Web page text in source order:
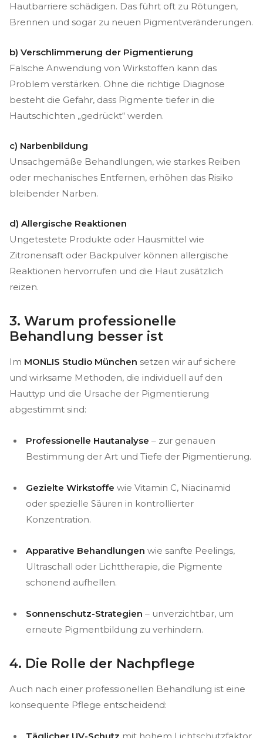
Hautbarriere schädigen. Das führt oft zu Rötungen,
Brennen und sogar zu neuen Pigmentveränderungen.
b) Verschlimmerung der Pigmentierung
Falsche Anwendung von Wirkstoffen kann das
Problem verstärken. Ohne die richtige Diagnose
besteht die Gefahr, dass Pigmente tiefer in die
Hautschichten „gedrückt“ werden.
c) Narbenbildung
Unsachgemäße Behandlungen, wie starkes Reiben
oder mechanisches Entfernen, erhöhen das Risiko
bleibender Narben.
d) Allergische Reaktionen
Ungetestete Produkte oder Hausmittel wie
Zitronensaft oder Backpulver können allergische
Reaktionen hervorrufen und die Haut zusätzlich
reizen.
3. Warum professionelle
Behandlung besser ist
Im MONLIS Studio München setzen wir auf sichere
und wirksame Methoden, die individuell auf den
Hauttyp und die Ursache der Pigmentierung
abgestimmt sind:
Professionelle Hautanalyse – zur genauen
Bestimmung der Art und Tiefe der Pigmentierung.
Gezielte Wirkstoffe wie Vitamin C, Niacinamid
oder spezielle Säuren in kontrollierter
Konzentration.
Apparative Behandlungen wie sanfte Peelings,
Ultraschall oder Lichttherapie, die Pigmente
schonend aufhellen.
Sonnenschutz-Strategien – unverzichtbar, um
erneute Pigmentbildung zu verhindern.
4. Die Rolle der Nachpflege
Auch nach einer professionellen Behandlung ist eine
konsequente Pflege entscheidend: